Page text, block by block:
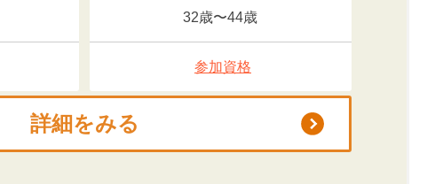
32歳〜44歳
参加資格
詳細をみる